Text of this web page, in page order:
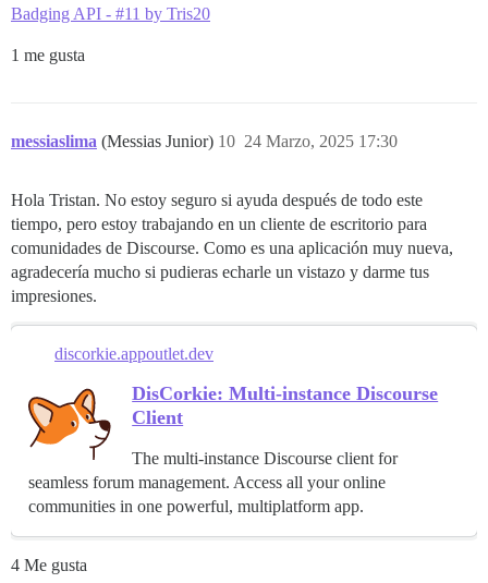
Badging API - #11 by Tris20
1 me gusta
messiaslima (Messias Junior) 24 Marzo, 2025 17:30
10
Hola Tristan. No estoy seguro si ayuda después de todo este
tiempo, pero estoy trabajando en un cliente de escritorio para
comunidades de Discourse. Como es una aplicación muy nueva,
agradecería mucho si pudieras echarle un vistazo y darme tus
impresiones.
discorkie.appoutlet.dev
DisCorkie: Multi-instance Discourse
Client
The multi-instance Discourse client for
seamless forum management. Access all your online
communities in one powerful, multiplatform app.
4 Me gusta